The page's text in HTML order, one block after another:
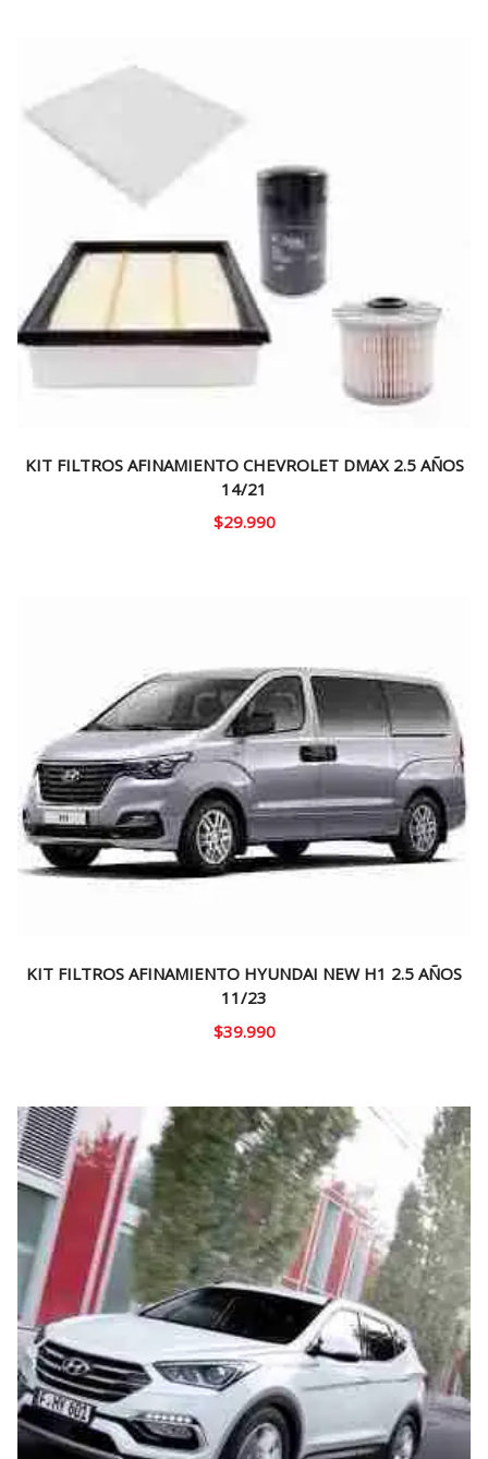
KIT FILTROS AFINAMIENTO CHEVROLET DMAX 2.5 AÑOS
14/21
$29.990
KIT FILTROS AFINAMIENTO HYUNDAI NEW H1 2.5 AÑOS
11/23
$39.990